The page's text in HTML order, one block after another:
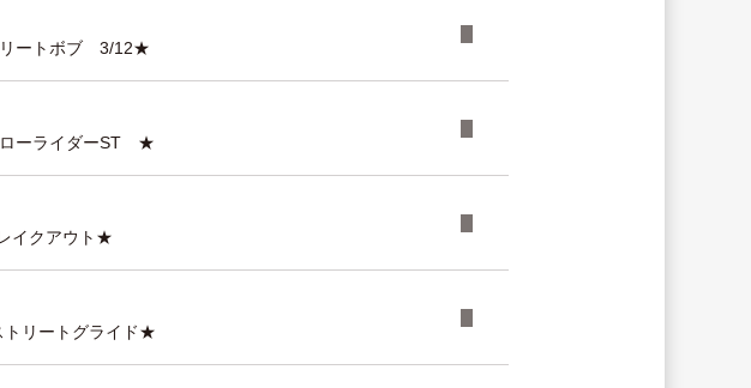
リートボブ 3/12★
ーライダーST ★
イクアウト★
リートグライド★